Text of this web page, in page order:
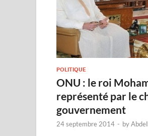
POLITIQUE
ONU : le roi
représenté par le
gouvernement
24 septembre 2014 - by